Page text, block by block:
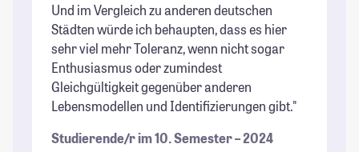
Und im Vergleich zu anderen deutschen
Städten würde ich behaupten, dass es hier
sehr viel mehr Toleranz, wenn nicht sogar
Enthusiasmus oder zumindest
Gleichgültigkeit gegenüber anderen
Lebensmodellen und Identifizierungen gibt."
Studierende/r im 10. Semester – 2024